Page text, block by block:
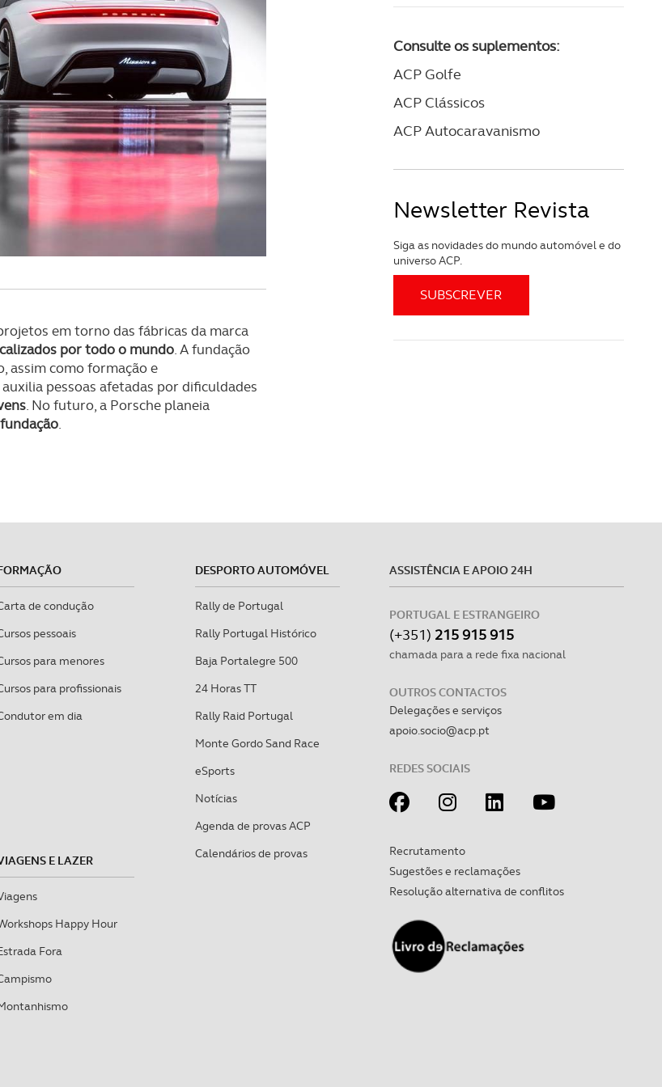
Cookies e tecnologias similares pode ter impacto na sua experiência de
em torno das fábricas da marca
por todo o mundo. A fundação
assim como formação e
pessoas afetadas por dificuldades
. No futuro, a Porsche planeia
.
Consulte os suplementos:
ACP Golfe
ACP Clássicos
ACP Autocaravanismo
Newsletter Revista
Siga as novidades do mundo automóvel e do
universo ACP.
de condução
pessoais
para menores
para profissionais
em dia
E LAZER
Happy Hour
Fora
DESPORTO AUTOMÓVEL
Rally de Portugal
Rally Portugal Histórico
Baja Portalegre 500
24 Horas TT
Rally Raid Portugal
Monte Gordo Sand Race
eSports
Notícias
Agenda de provas ACP
Calendários de provas
ASSISTÊNCIA E APOIO 24H
PORTUGAL E ESTRANGEIRO
(+351) 215 915 915
chamada para a rede fixa nacional
OUTROS CONTACTOS
Delegações e serviços
apoio.socio@acp.pt
REDES SOCIAIS
Recrutamento
Sugestões e reclamações
Resolução alternativa de conflitos